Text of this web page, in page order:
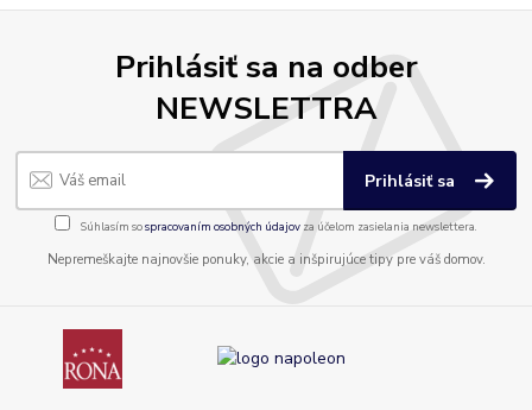
Prihlásiť sa na odber
NEWSLETTRA
Prihlásiť sa
Súhlasím sospracovaním osobných údajov za účelom zasielania newslettera.
Nepremeškajte najnovšie ponuky, akcie a inšpirujúce tipy pre váš domov.